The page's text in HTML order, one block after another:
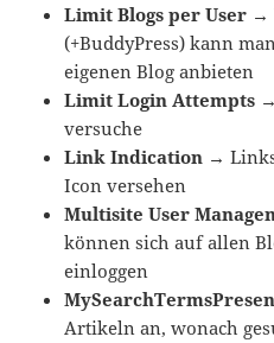
Limit Blogs per User →
(+BuddyPress) kann
eigenen Blog anbieten
Limit Login Attempts
versuche
Link Indication →
Icon versehen
Multisite User
können sich auf allen
einloggen
Artikeln an, wonach